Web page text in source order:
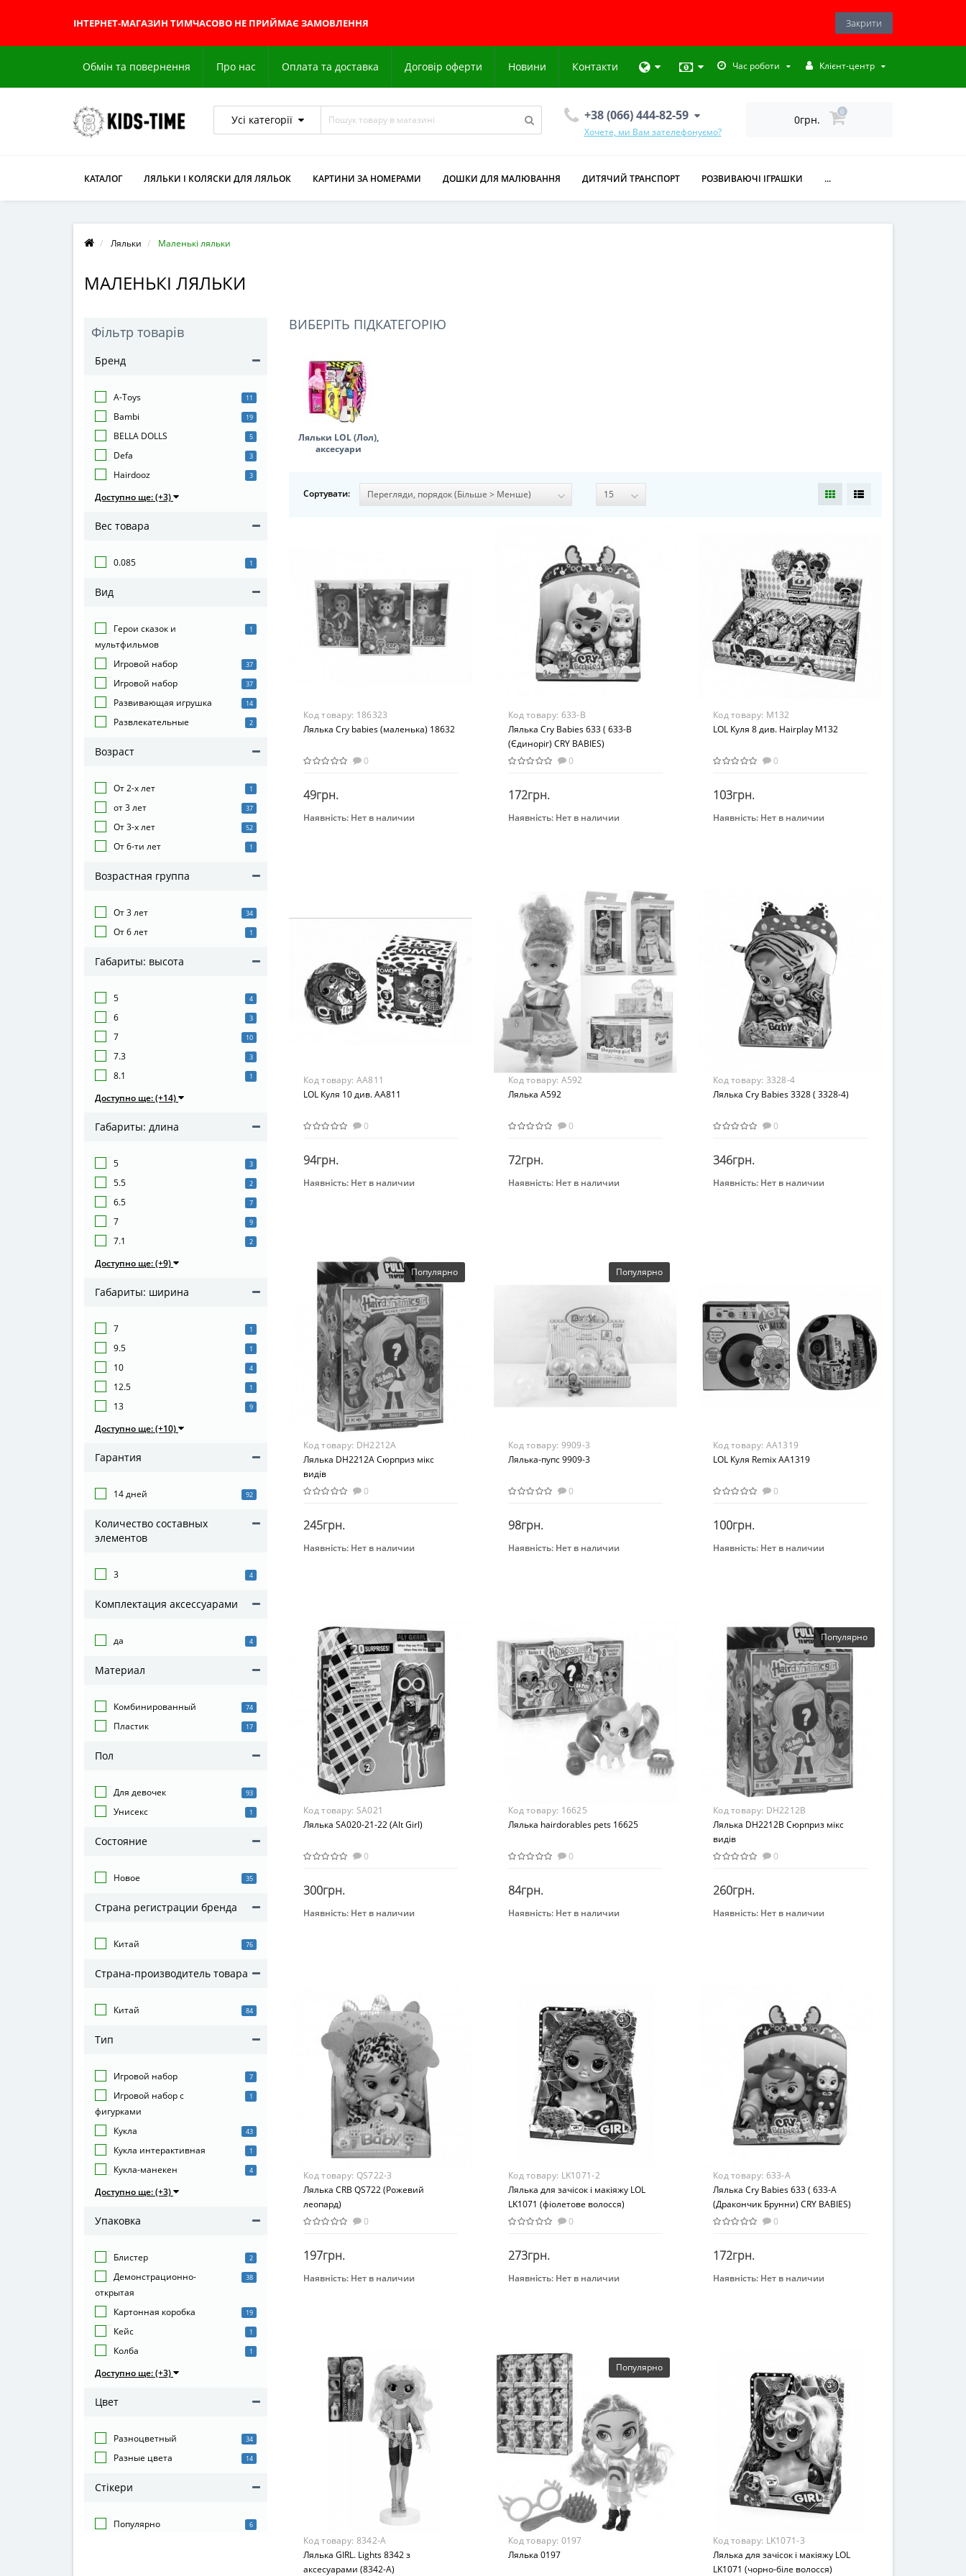
ІНТЕРНЕТ-МАГАЗИН ТИМЧАСОВО НЕ ПРИЙМАЄ ЗАМОВЛЕННЯ Закрити
Обмін та повернення Про нас Оплата та доставка Договір оферти Новини Контакти Час роботи Клієнт-центр
Усі категорії +38 (066) 444-82-59
Хочете, ми Вам зателефонуємо?
0грн.
0
КАТАЛОГ ЛЯЛЬКИ І КОЛЯСКИ ДЛЯ ЛЯЛЬОК КАРТИНИ ЗА НОМЕРАМИ ДОШКИ ДЛЯ МАЛЮВАННЯ ДИТЯЧИЙ ТРАНСПОРТ РОЗВИВАЮЧІ ІГРАШКИ ...
Ляльки Маленькі ляльки
МАЛЕНЬКІ ЛЯЛЬКИ
Фільтр товарів
Бренд
A-Toys 11
Bambi 19
BELLA DOLLS 5
Defa 3
Hairdooz 3
Доступно ще: (+3)
Вес товара
0.085 1
Вид
Герои сказок и
мультфильмов
1
Игровой набор 37
Игровой набор 37
Развивающая игрушка 14
Развлекательные 2
Возраст
От 2-х лет 1
от 3 лет 37
От 3-х лет 52
От 6-ти лет 1
Возрастная группа
От 3 лет 34
От 6 лет 1
Габариты: высота
5 4
6 3
7 10
7.3 3
8.1 1
Доступно ще: (+14)
Габариты: длина
5 3
5.5 2
6.5 7
7 9
7.1 2
Доступно ще: (+9)
Габариты: ширина
7 1
9.5 1
10 4
12.5 1
13 9
Доступно ще: (+10)
Гарантия
14 дней 92
Количество составных
элементов
3 4
Комплектация аксессуарами
да 4
Материал
Комбинированный 74
Пластик 17
Пол
Для девочек 93
Унисекс 1
Состояние
Новое 35
Страна регистрации бренда
Китай 76
Страна-производитель товара
Китай 84
Тип
Игровой набор 7
Игровой набор с
фигурками
1
Кукла 43
Кукла интерактивная 1
Кукла-манекен 4
Доступно ще: (+3)
Упаковка
Блистер 2
Демонстрационно-
открытая
38
Картонная коробка 19
Кейс 1
Колба 1
Доступно ще: (+3)
Цвет
Разноцветный 34
Разные цвета 14
Стікери
Популярно 6
ВИБЕРІТЬ ПІДКАТЕГОРІЮ
Ляльки LOL (Лол),
аксесуари
Сортувати:
Код товару: 186323
Лялька Cry babies (маленька) 18632
0
49грн.
Закінчився
Наявність: Нет в наличии
Пластик
Код товару: 633-B
Лялька Cry Babies 633 ( 633-B
(Єдиноріг) CRY BABIES)
0
172грн.
Закінчився
Наявність: Нет в наличии
Материал
Комбинированный
Код товару: M132
LOL Куля 8 див. Hairplay M132
0
103грн.
Закінчився
Наявність: Нет в наличии
Комбинированный
Код товару: AA811
LOL Куля 10 див. AA811
0
94грн.
Закінчився
Наявність: Нет в наличии
Материал
Комбинированный
Код товару: A592
Лялька A592
0
72грн.
Закінчився
Наявність: Нет в наличии
Комбинированный
Код товару: 3328-4
Лялька Cry Babies 3328 ( 3328-4)
0
346грн.
Закінчився
Наявність: Нет в наличии
Популярно
Код товару: DH2212A
Лялька DH2212A Сюрприз мікс
видів
0
245грн.
Закінчився
Наявність: Нет в наличии
Материал
Пластик
Популярно
Код товару: 9909-3
Лялька-пупс 9909-3
0
98грн.
Закінчився
Наявність: Нет в наличии
от 3 лет
Материал
Пластик
Код товару: AA1319
LOL Куля Remix AA1319
0
100грн.
Закінчився
Наявність: Нет в наличии
Материал
Комбинированный
Код товару: SA021
Лялька SA020-21-22 (Alt Girl)
0
300грн.
Закінчився
Наявність: Нет в наличии
Материал
Комбинированный
Код товару: 16625
Лялька hairdorables pets 16625
0
84грн.
Закінчився
Наявність: Нет в наличии
Пластик
Популярно
Код товару: DH2212B
Лялька DH2212B Сюрприз мікс
видів
0
260грн.
Закінчився
Наявність: Нет в наличии
Код товару: QS722-3
Лялька CRB QS722 (Рожевий
леопард)
0
197грн.
Закінчився
Наявність: Нет в наличии
Материал
Комбинированный
Код товару: LK1071-2
Лялька для зачісок і макіяжу LOL
LK1071 (фіолетове волосся)
0
273грн.
Закінчився
Наявність: Нет в наличии
Материал
Комбинированный
Код товару: 633-A
Лялька Cry Babies 633 ( 633-A
(Дракончик Брунни) CRY BABIES)
0
172грн.
Закінчився
Наявність: Нет в наличии
Комбинированный
Код товару: 8342-A
Лялька GIRL. Lights 8342 з
аксесуарами (8342-A)
Популярно
Код товару: 0197
Лялька 0197
Код товару: LK1071-3
Лялька для зачісок і макіяжу LOL
LK1071 (чорно-біле волосся)